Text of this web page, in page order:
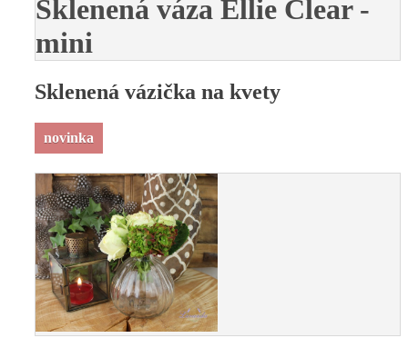
Sklenená váza Ellie Clear -
mini
Sklenená vázička na kvety
novinka